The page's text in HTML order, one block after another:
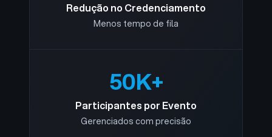
Redução no Credenciamento
Menos tempo de fila
50K+
Participantes por Evento
Gerenciados com precisão